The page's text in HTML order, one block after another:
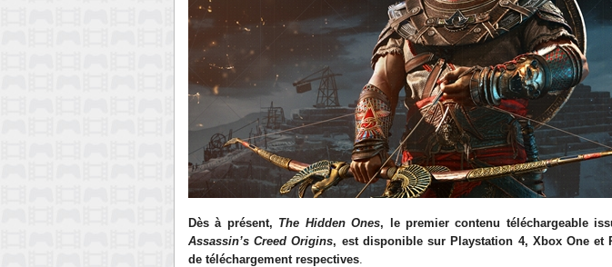
Dès à présent, The Hidden Ones, le premier contenu téléchargeable
Assassin’s Creed Origins, est disponible sur Playstation 4, Xbox One et
de téléchargement respectives.